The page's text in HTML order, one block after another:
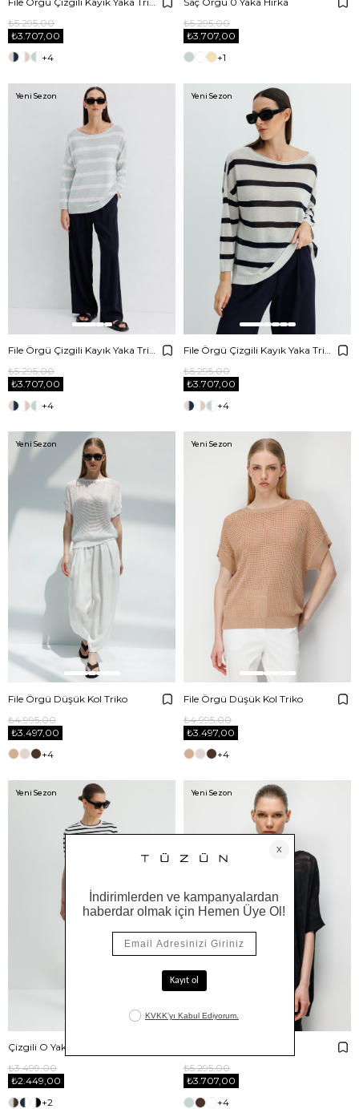
₺3.707,00
₺5.295,00
+4
₺3.707,00
₺5.295,00
+1
File Örgü Çizgili Kayık Yaka Triko
₺3.707,00
₺5.295,00
+4
Yeni Sezon
File Örgü Çizgili Kayık Yaka Triko
₺3.707,00
₺5.295,00
+4
Yeni Sezon
File Örgü Düşük Kol Triko
₺3.497,00
₺4.995,00
+4
Yeni Sezon
File Örgü Düşük Kol Triko
₺3.497,00
₺4.995,00
+4
Yeni Sezon
Çizgili O Yaka Yarım Kol Triko
₺2.449,00
₺3.499,00
+2
Yeni Sezon
₺3.707,00
₺5.295,00
+4
Yeni Sezon